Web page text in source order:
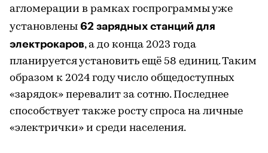
агломерации в рамках госпрограммы уже
установлены 62 зарядных станций для
электрокаров, а до конца 2023 года
планируется установить ещё 58 единиц. Таким
образом к 2024 году число общедоступных
«зарядок» перевалит за сотню. Последнее
способствует также росту спроса на личные
«электрички» и среди населения.